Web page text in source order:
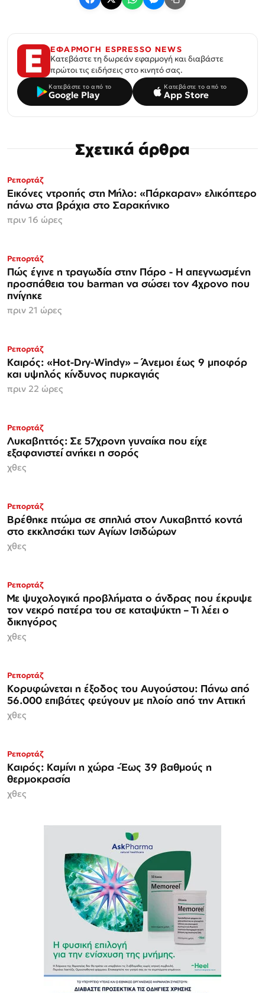
ΕΦΑΡΜΟΓΗ ESPRESSO NEWS
Κατεβάστε τη δωρεάν εφαρμογή και διαβάστε
πρώτοι τις ειδήσεις στο κινητό σας.
Κατεβάστε το από το
Google Play
Κατεβάστε το από το
App Store
Σχετικά άρθρα
Ρεπορτάζ
Εικόνες ντροπής στη Μήλο: «Πάρκαραν» ελικόπτερο
πάνω στα βράχια στο Σαρακήνικο
πριν 16 ώρες
Ρεπορτάζ
Πώς έγινε η τραγωδία στην Πάρο - Η απεγνωσμένη
προσπάθεια του barman να σώσει τον 4χρονο που
πνίγηκε
πριν 21 ώρες
Ρεπορτάζ
Καιρός: «Hot-Dry-Windy» – Άνεμοι έως 9 μποφόρ
και υψηλός κίνδυνος πυρκαγιάς
πριν 22 ώρες
Ρεπορτάζ
Λυκαβηττός: Σε 57χρονη γυναίκα που είχε
εξαφανιστεί ανήκει η σορός
χθες
Ρεπορτάζ
Βρέθηκε πτώμα σε σπηλιά στον Λυκαβηττό κοντά
στο εκκλησάκι των Αγίων Ισιδώρων
χθες
Ρεπορτάζ
Με ψυχολογικά προβλήματα ο άνδρας που έκρυψε
τον νεκρό πατέρα του σε καταψύκτη – Τι λέει ο
δικηγόρος
χθες
Ρεπορτάζ
Κορυφώνεται η έξοδος του Αυγούστου: Πάνω από
56.000 επιβάτες φεύγουν με πλοίο από την Αττική
χθες
Ρεπορτάζ
Καιρός: Καμίνι η χώρα -Έως 39 βαθμούς η
θερμοκρασία
χθες